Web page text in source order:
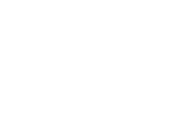
Chính Hãng số lượng